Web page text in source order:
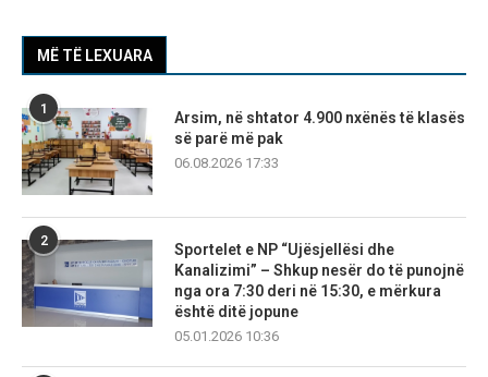
MË TË LEXUARA
1
Arsim, në shtator 4.900 nxënës të klasës
së parë më pak
06.08.2026 17:33
2
Sportelet e NP “Ujësjellësi dhe
Kanalizimi” – Shkup nesër do të punojnë
nga ora 7:30 deri në 15:30, e mërkura
është ditë jopune
05.01.2026 10:36